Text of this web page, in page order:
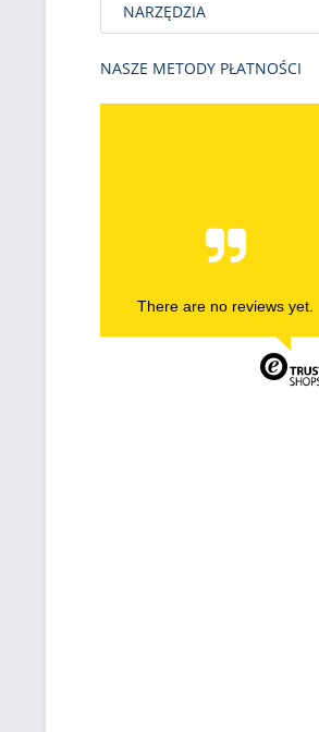
NARZĘDZIA
NASZE METODY PŁATNOŚCI
There are no reviews yet.